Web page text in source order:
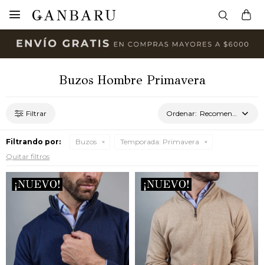

Buzos Hombre Primavera
Recomendados
Filtrando por: Buzos Temporada: Primavera
Quitar filtros